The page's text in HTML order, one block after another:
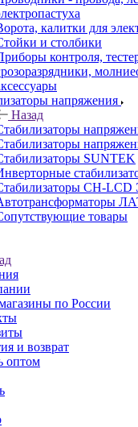
калитки для
и столбики
контроля,
напряжения
Назад
SUNTEK
СН-LCD
товары
по России
и возврат
оптом